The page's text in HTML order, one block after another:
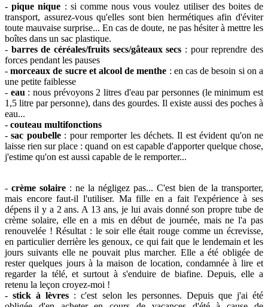
-pique nique : si comme nous vous voulez utiliser des boites de
transport, assurez-vous qu'elles sont bien hermétiques afin d'éviter
toute mauvaise surprise... En cas de doute, ne pas hésiter à mettre les
boîtes dans un sac plastique.
- barres de céréales/fruits secs/gâteaux secs : pour reprendre des
forces pendant les pauses
-morceaux de sucre et alcool de menthe : en cas de besoin si on a
une petite faiblesse
- eau : nous prévoyons 2 litres d'eau par personnes (le minimum est
1,5 litre par personne), dans des gourdes. Il existe aussi des poches à
eau...
- couteau multifonctions
-sac poubelle : pour remporter les déchets. Il est évident qu'on ne
laisse rien sur place : quand on est capable d'apporter quelque chose,
j'estime qu'on est aussi capable de le remporter...
- crème solaire : ne la négligez pas... C'est bien de la transporter,
mais encore faut-il l'utiliser. Ma fille en a fait l'expérience à ses
dépens il y a 2 ans. A 13 ans, je lui avais donné son propre tube de
crème solaire, elle en a mis en début de journée, mais ne l'a pas
renouvelée ! Résultat : le soir elle était rouge comme un écrevisse,
en particulier derrière les genoux, ce qui fait que le lendemain et les
jours suivants elle ne pouvait plus marcher. Elle a été obligée de
rester quelques jours à la maison de location, condamnée à lire et
regarder la télé, et surtout à s'enduire de biafine. Depuis, elle a
retenu la leçon croyez-moi !
-stick à lèvres : c'est selon les personnes. Depuis que j'ai été